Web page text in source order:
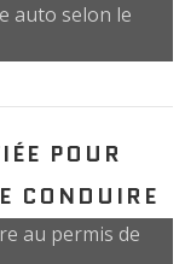
POUR
CONDUIRE